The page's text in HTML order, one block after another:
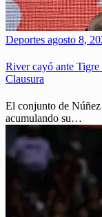
Deportes agosto 8,
River cayó ante
Clausura
El conjunto de
acumulando su…